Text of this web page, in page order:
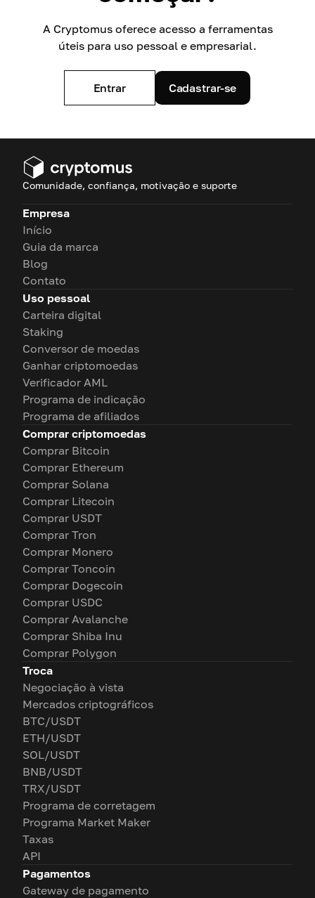
A Cryptomus oferece acesso a ferramentas
úteis para uso pessoal e empresarial.
Entrar Cadastrar-se
Comunidade, confiança, motivação e suporte
Empresa
Início
Guia da marca
Blog
Contato
Uso pessoal
Carteira digital
Staking
Conversor de moedas
Ganhar criptomoedas
Verificador AML
Programa de indicação
Programa de afiliados
Comprar criptomoedas
Comprar Bitcoin
Comprar Ethereum
Comprar Solana
Comprar Litecoin
Comprar USDT
Comprar Tron
Comprar Monero
Comprar Toncoin
Comprar Dogecoin
Comprar USDC
Comprar Avalanche
Comprar Shiba Inu
Comprar Polygon
Troca
Negociação à vista
Mercados criptográficos
BTC/USDT
ETH/USDT
SOL/USDT
BNB/USDT
TRX/USDT
Programa de corretagem
Programa Market Maker
Taxas
API
Pagamentos
Gateway de pagamento